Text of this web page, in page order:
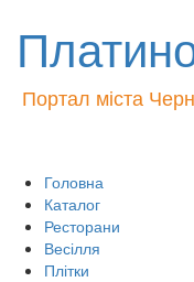
Портал міста
Головна
Каталог
Ресторани
Весілля
Плітки